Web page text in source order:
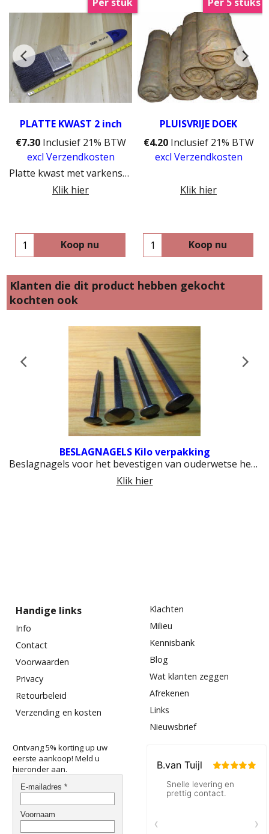
Per stuk
PLATTE KWAST 2 inch
€7.30 Inclusief 21% BTW
excl Verzendkosten
Platte kwast met varkenshaar voor het aanbrengen van lak.
Klik hier
Koop nu
Per 5 stuks
PLUISVRIJE DOEK
€4.20 Inclusief 21% BTW
excl Verzendkosten
Klik hier
Koop nu
Klanten die dit product hebben gekocht
kochten ook
BESLAGNAGELS Kilo verpakking
Beslagnagels voor het bevestigen van ouderwetse hengen of scharnieren en ander gesmeed beslag
Klik hier
Handige links
Info
Contact
Voorwaarden
Privacy
Retourbeleid
Verzending en kosten
Klachten
Milieu
Kennisbank
Blog
Wat klanten zeggen
Afrekenen
Links
Nieuwsbrief
Ontvang 5% korting up uw
eerste aankoop! Meld u
hieronder aan.